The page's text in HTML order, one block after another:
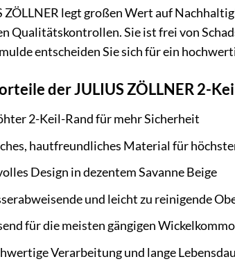
ZÖLLNER legt großen Wert auf
Qualitätskontrollen. Sie ist frei von
entscheiden Sie sich für ein
der JULIUS ZÖLLNER 2-
2-Keil-Rand für mehr Sicherheit
hautfreundliches Material für
Design in dezentem Savanne Beige
und leicht zu reinigende
für die meisten gängigen
Verarbeitung und lange